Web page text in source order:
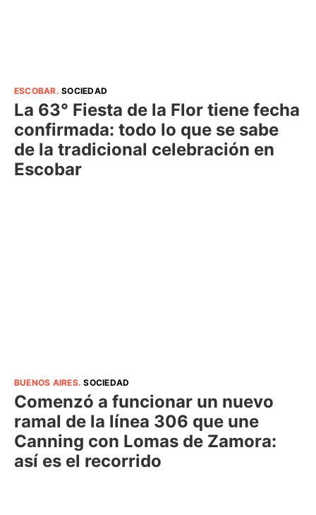
ESCOBAR.SOCIEDAD
La 63° Fiesta de la Flor tiene fecha
confirmada: todo lo que se sabe
de la tradicional celebración en
Escobar
BUENOS AIRES.SOCIEDAD
Comenzó a funcionar un nuevo
ramal de la línea 306 que une
Canning con Lomas de Zamora:
así es el recorrido